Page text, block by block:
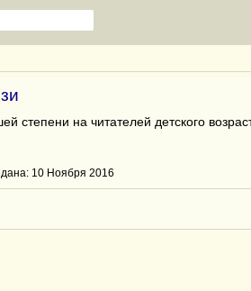
степени на читателей детского
10 Ноября 2016